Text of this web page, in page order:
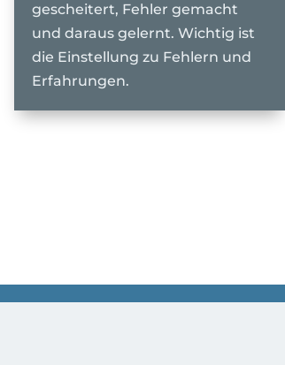
gescheitert, Fehler gemacht
und daraus gelernt. Wichtig ist
die Einstellung zu Fehlern und
Erfahrungen.